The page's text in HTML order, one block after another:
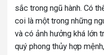
sắc trong ngũ hành. Có
coi là một trong những
và có ảnh hưởng khá lớn
quý phong thủy hợp